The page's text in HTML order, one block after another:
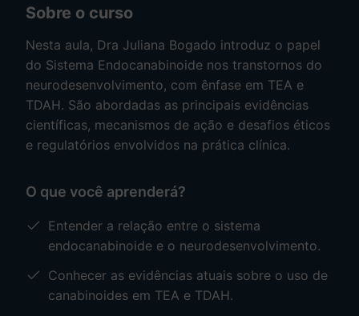
Sobre o curso
Nesta aula, Dra Juliana Bogado introduz o papel
do Sistema Endocanabinoide nos transtornos do
neurodesenvolvimento, com ênfase em TEA e
TDAH. São abordadas as principais evidências
científicas, mecanismos de ação e desafios éticos
e regulatórios envolvidos na prática clínica.
O que você aprenderá?
Entender a relação entre o sistema
endocanabinoide e o neurodesenvolvimento.
Conhecer as evidências atuais sobre o uso de
canabinoides em TEA e TDAH.